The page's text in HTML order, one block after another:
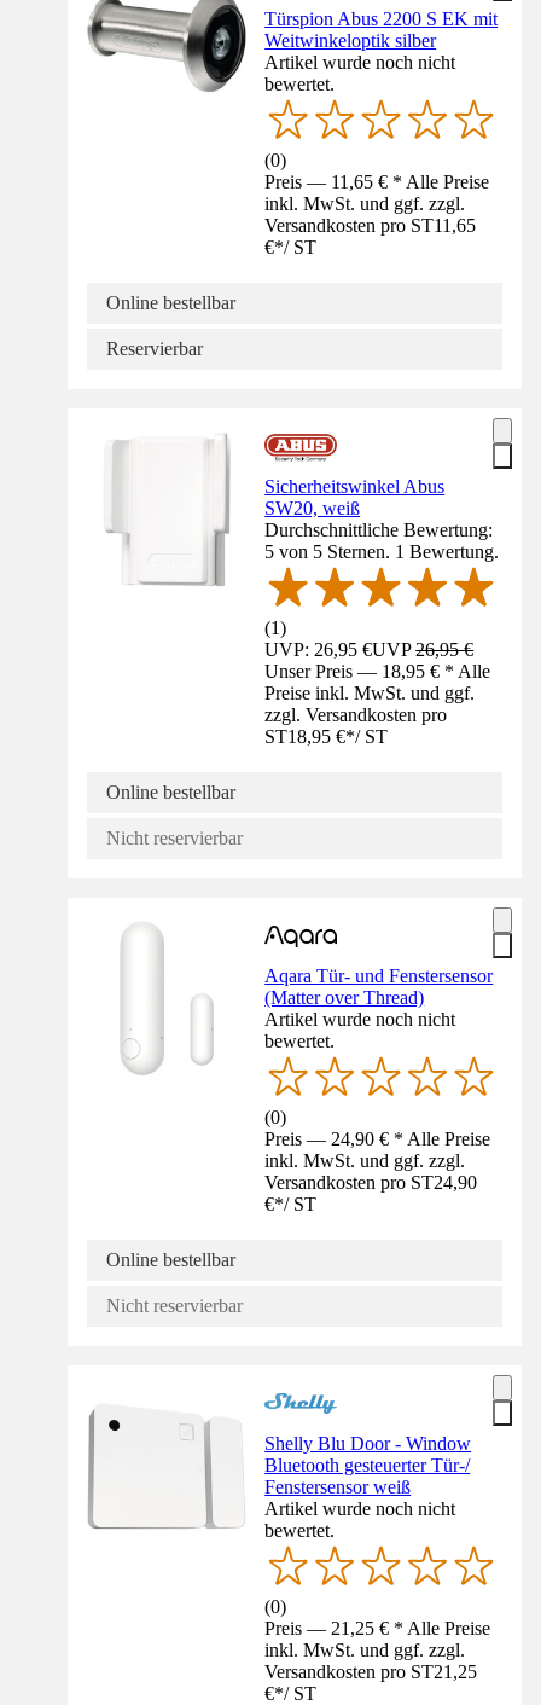
Türspion Abus 2200 S EK mit
Weitwinkeloptik silber
Artikel wurde noch nicht
bewertet.
(0)
Preis — 11,65 € * Alle Preise
inkl. MwSt. und ggf. zzgl.
Versandkosten pro ST11,65
€*/ ST
Online bestellbar
Reservierbar
Sicherheitswinkel Abus
SW20, weiß
Durchschnittliche Bewertung:
5 von 5 Sternen. 1 Bewertung.
(1)
UVP: 26,95 €UVP26,95 €
Unser Preis — 18,95 € * Alle
Preise inkl. MwSt. und ggf.
zzgl. Versandkosten pro
ST18,95 €*/ ST
Online bestellbar
Nicht reservierbar
Aqara Tür- und Fenstersensor
(Matter over Thread)
Artikel wurde noch nicht
bewertet.
(0)
Preis — 24,90 € * Alle Preise
inkl. MwSt. und ggf. zzgl.
Versandkosten pro ST24,90
€*/ ST
Online bestellbar
Nicht reservierbar
Shelly Blu Door - Window
Bluetooth gesteuerter Tür-/
Fenstersensor weiß
Artikel wurde noch nicht
bewertet.
(0)
Preis — 21,25 € * Alle Preise
inkl. MwSt. und ggf. zzgl.
Versandkosten pro ST21,25
€*/ ST